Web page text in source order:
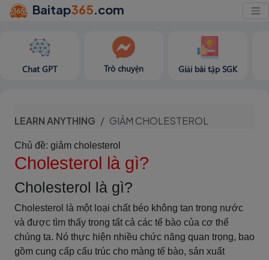
Baitap365.com
Chat GPT Trò chuyện Giải bài tập SGK
LEARN ANYTHING GIẢM CHOLESTEROL
Chủ đề: giảm cholesterol
Cholesterol là gì?
Cholesterol là gì?
Cholesterol là một loại chất béo không tan trong nước
và được tìm thấy trong tất cả các tế bào của cơ thể
chúng ta. Nó thực hiện nhiều chức năng quan trọng, bao
gồm cung cấp cấu trúc cho màng tế bào, sản xuất